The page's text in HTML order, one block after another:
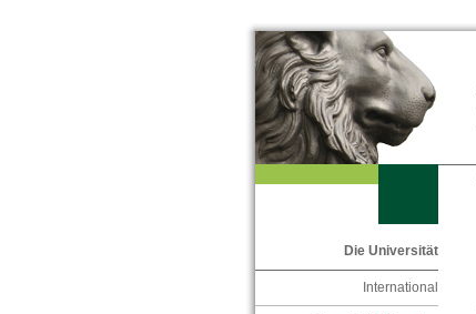
Die Universität
International